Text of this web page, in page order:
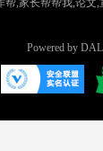
,家长帮帮我,论
Powered by